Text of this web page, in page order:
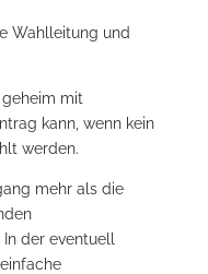
Wahlleitung und
mit
kann, wenn kein
werden.
mehr als die
der eventuell